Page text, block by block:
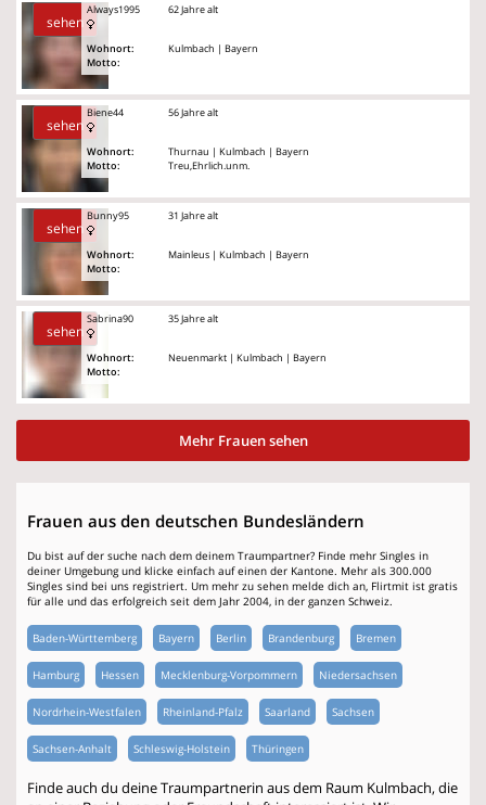
sehen
Always1995
Wohnort:
Motto:
62 Jahre alt
Kulmbach | Bayern
sehen
Biene44
Wohnort:
Motto:
56 Jahre alt
Thurnau | Kulmbach | Bayern
Treu,Ehrlich.unm.
sehen
Bunny95
Wohnort:
Motto:
31 Jahre alt
Mainleus | Kulmbach | Bayern
sehen
Sabrina90
Wohnort:
Motto:
35 Jahre alt
Neuenmarkt | Kulmbach | Bayern
Mehr Frauen sehen
Frauen aus den deutschen Bundesländern
Du bist auf der suche nach dem deinem Traumpartner? Finde mehr Singles in
deiner Umgebung und klicke einfach auf einen der Kantone. Mehr als 300.000
Singles sind bei uns registriert. Um mehr zu sehen melde dich an, Flirtmit ist gratis
für alle und das erfolgreich seit dem Jahr 2004, in der ganzen Schweiz.
Baden-Württemberg Bayern Berlin Brandenburg Bremen
Hamburg Hessen Mecklenburg-Vorpommern Niedersachsen
Nordrhein-Westfalen Rheinland-Pfalz Saarland Sachsen
Sachsen-Anhalt Schleswig-Holstein Thüringen
Finde auch du deine Traumpartnerin aus dem Raum Kulmbach, die